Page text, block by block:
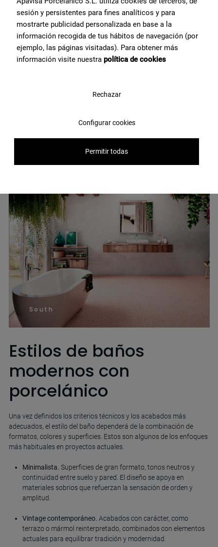
Terrazo contemporáneo en
baños modernos
El terrazo ha evolucionado hacia versiones más controladas y
textura y dinamismo en pared o pavimento sin fragmentar el
Utilizado como superficie principal o en combinación con
necesarias en un entorno húmedo.
South
Estilos de baños
modernos con
porcelánico
Una vez definidos los criterios técnicos y los acabados más
adecuados, el estilo del baño dependerá de la combinación de
formatos, colores y superficies. Estos son algunos de los enfoques
más habituales en proyectos actuales.
Minimalista. Superficies de gran formato, tonos neutros y
continuidad entre suelo y pared. El diseño se apoya en
materiales sobrios que refuerzan la sensación de orden y
amplitud.
Vintage contemporáneo. Acabados con carácter, como
terrazo o mármol reinterpretado, combinados con elementos
actuales para equilibrar tradición y modernidad.
sesión y persistentes para fines analíticos y para
mostrarte publicidad personalizada en base a la
información recogida de tus hábitos de navegación (por
ejemplo, las páginas visitadas). Para obtener más
información visite nuestra política de cookies
Rechazar
Configurar cookies
Permitir todas